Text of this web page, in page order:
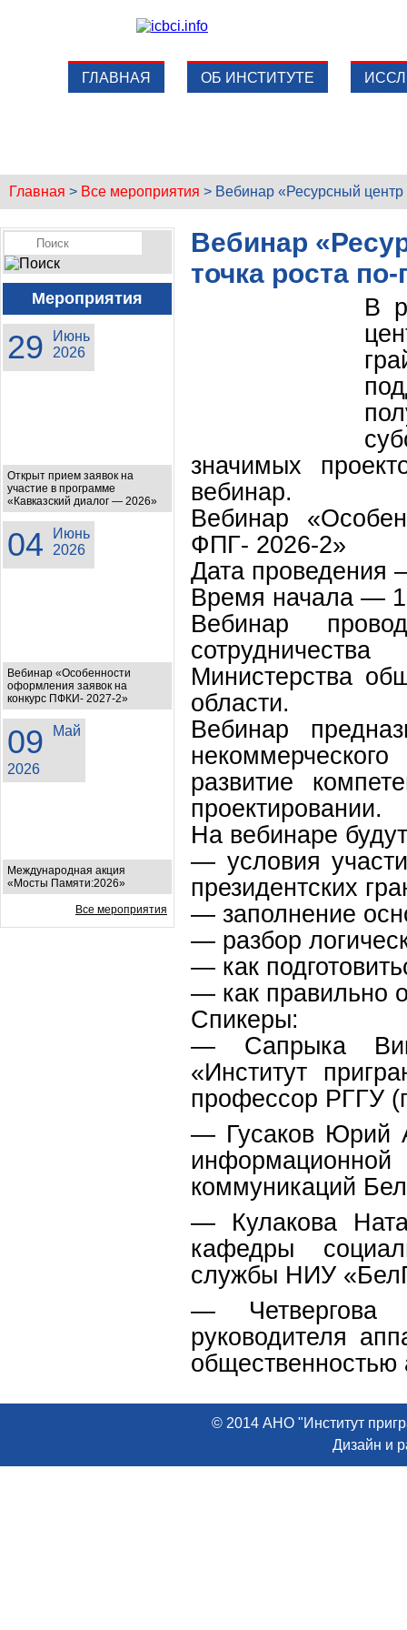
ГЛАВНАЯ ОБ ИНСТИТУТЕ
Главная > Все мероприятия > Вебинар «Ресурсный
Мероприятия
29
Июнь
2026
Открыт прием заявок на
участие в программе
«Кавказский диалог — 2026»
04
Июнь
2026
Вебинар «Особенности
оформления заявок на
конкурс ПФКИ- 2027-2»
09 Май
2026
Международная акция
«Мосты Памяти:2026»
Все мероприятия
Вебинар
точка роста
В
значимых
вебинар.
Вебинар
ФПГ- 2026-2»
Дата проведения
Время начала —
Вебинар
Министерства
области.
Вебинар
развитие
проектировании.
На вебинаре
— условия
президентских
— заполнение
— разбор
— как
— как правильно
Спикеры:
— Сапрыка
«Институт
профессор РГГУ
— Гусаков Юрий
коммуникаций
— Кулакова
кафедры
службы НИУ
— Четвергова
руководителя
© 2014 АНО "Институт
Дизайн и